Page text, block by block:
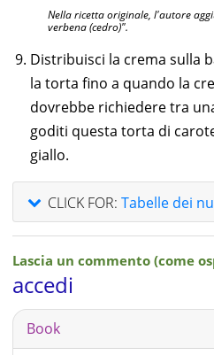
Nella ricetta originale, l'autore
verbena (cedro)".
Distribuisci la crema sulla
la torta fino a quando la
dovrebbe richiedere tra
goditi questa torta di
giallo.
CLICK FOR: Tabelle dei
Lascia un commento (come
accedi
Book